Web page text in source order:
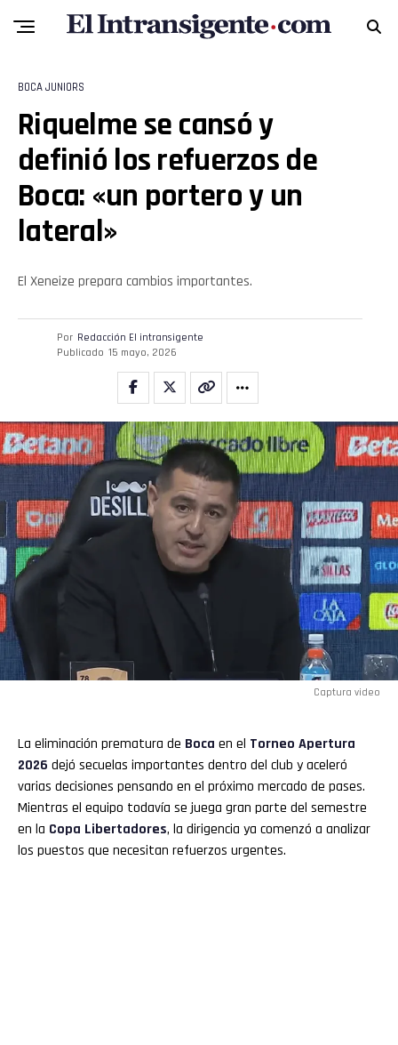
BOCA JUNIORS
Riquelme se cansó y
definió los refuerzos de
Boca: «un portero y un
lateral»
El Xeneize prepara cambios importantes.
Por Redacción El intransigente
Publicado 15 mayo, 2026
Captura video
La eliminación prematura de Boca en el Torneo Apertura
2026 dejó secuelas importantes dentro del club y aceleró
varias decisiones pensando en el próximo mercado de pases.
Mientras el equipo todavía se juega gran parte del semestre
en la Copa Libertadores, la dirigencia ya comenzó a analizar
los puestos que necesitan refuerzos urgentes.
Flipboard
Pinterest
Whatsapp
Email